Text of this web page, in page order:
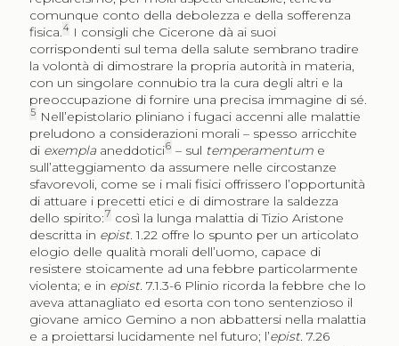
comunque conto della debolezza e della sofferenza
fisica.4I consigli che Cicerone dà ai suoi
corrispondenti sul tema della salute sembrano tradire
la volontà di dimostrare la propria autorità in materia,
con un singolare connubio tra la cura degli altri e la
preoccupazione di fornire una precisa immagine di sé.
5 Nell’epistolario pliniano i fugaci accenni alle malattie
preludono a considerazioni morali – spesso arricchite
di exempla aneddotici6 – sul temperamentume
sull’atteggiamento da assumere nelle circostanze
sfavorevoli, come se i mali fisici offrissero l’opportunità
di attuare i precetti etici e di dimostrare la saldezza
dello spirito:7 così la lunga malattia di Tizio Aristone
descritta in epist. 1.22 offre lo spunto per un articolato
elogio delle qualità morali dell’uomo, capace di
resistere stoicamente ad una febbre particolarmente
violenta; e in epist. 7.1.3-6 Plinio ricorda la febbre che lo
aveva attanagliato ed esorta con tono sentenzioso il
giovane amico Gemino a non abbattersi nella malattia
e a proiettarsi lucidamente nel futuro; l’epist. 7.26